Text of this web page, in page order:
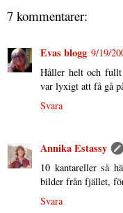
7 kommentarer:
Evas blogg 9/19/
Håller helt och
var lyxigt att få gå
Svara
Annika Estassy
10 kantareller så
bilder från fjället,
Svara